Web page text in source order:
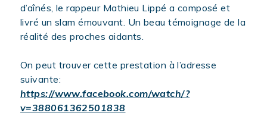
d’aînés, le rappeur Mathieu Lippé a composé et
livré un slam émouvant. Un beau témoignage de la
réalité des proches aidants.
On peut trouver cette prestation à l’adresse
suivante:
https://www.facebook.com/watch/?
v=388061362501838undefined